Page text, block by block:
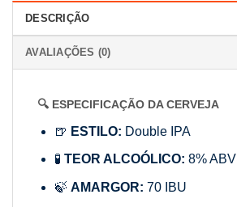
DESCRIÇÃO
AVALIAÇÕES (0)
🔍 ESPECIFICAÇÃO DA CERVEJA
🍺 ESTILO: Double IPA
🧪 TEOR ALCOÓLICO: 8% ABV
🍃 AMARGOR: 70 IBU